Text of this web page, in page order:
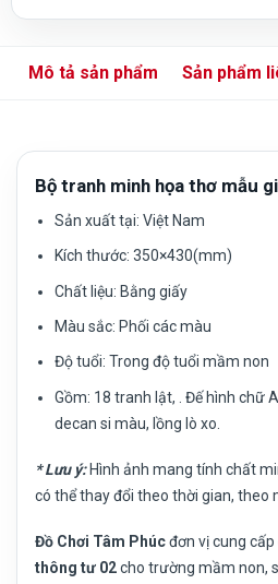
Mô tả sản phẩm Sản phẩm
Bộ tranh minh họa thơ mẫu
Sản xuất tại: Việt Nam
Kích thước: 350×430(mm)
Chất liệu: Bằng giấy
Màu sắc: Phối các màu
Độ tuổi: Trong độ tuổi mầm non
Gồm: 18 tranh lật, . Đế hình chữ
decan si màu, lồng lò xo.
* Lưu ý:Hình ảnh mang tính chất
có thể thay đổi theo thời gian, theo
Đồ Chơi Tâm Phúcđơn vị cung cấp
thông tư 02cho trường mầm non,